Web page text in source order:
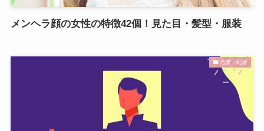
メンヘラ顔の女性の特徴42個！見た目・髪型・服装
恋愛・結婚